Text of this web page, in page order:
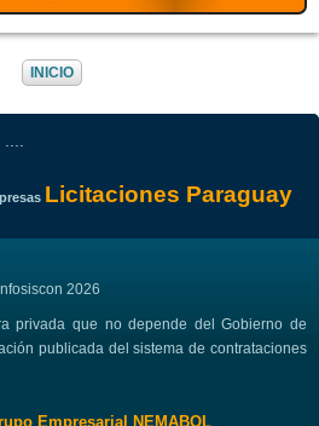
INICIO
Licitaciones Paraguay
2026
privada que no depende del Gobierno de
publicada del sistema de contrataciones
Empresarial NEMABOL